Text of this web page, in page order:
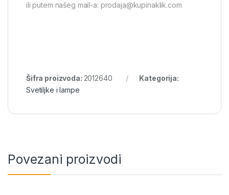
ili putem našeg mail-a: prodaja@kupinaklik.com
Šifra proizvoda: 2012640
Kategorija:
Svetiljke i lampe
Povezani proizvodi